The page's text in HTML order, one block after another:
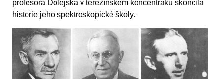
profesora Dolejška v terezínském koncentráku skončila
historie jeho spektroskopické školy.